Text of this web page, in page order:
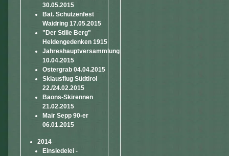
30.05.2015
Bat. Schützenfest
Waidring 17.05.2015
"Der Stille Berg"
Heldengedenken 1915
Jahreshauptversammlung
10.04.2015
Ostergrab 04.04.2015
Skiausflug Südtirol
22./24.02.2015
Baons-Skirennen
21.02.2015
Mair Sepp 90-er
06.01.2015
2014
Einsiedelei -